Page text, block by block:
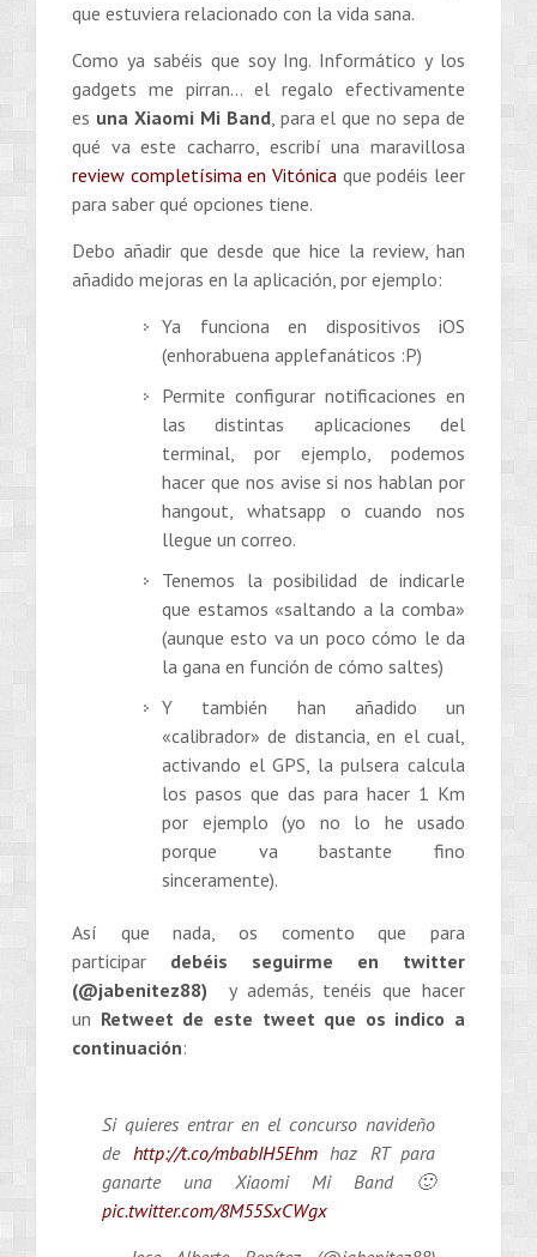
que estuviera relacionado con la vida sana.
Como ya sabéis que soy Ing. Informático y los
gadgets me pirran… el regalo efectivamente
es una Xiaomi Mi Band, para el que no sepa de
qué va este cacharro, escribí una maravillosa
review completísima en Vitónica que podéis leer
para saber qué opciones tiene.
Debo añadir que desde que hice la review, han
añadido mejoras en la aplicación, por ejemplo:
Ya funciona en dispositivos iOS
(enhorabuena applefanáticos :P)
Permite configurar notificaciones en
las distintas aplicaciones del
terminal, por ejemplo, podemos
hacer que nos avise si nos hablan por
hangout, whatsapp o cuando nos
llegue un correo.
Tenemos la posibilidad de indicarle
que estamos «saltando a la comba»
(aunque esto va un poco cómo le da
la gana en función de cómo saltes)
Y también han añadido un
«calibrador» de distancia, en el cual,
activando el GPS, la pulsera calcula
los pasos que das para hacer 1 Km
por ejemplo (yo no lo he usado
porque va bastante fino
sinceramente).
Así que nada, os comento que para
participar debéis seguirme en twitter
(@jabenitez88) y además, tenéis que hacer
un Retweet de este tweet que os indico a
continuación:
Si quieres entrar en el concurso navideño
de http://t.co/mbabIH5Ehmhaz RT para
ganarte una Xiaomi Mi Band 🙂
pic.twitter.com/8M55SxCWgx